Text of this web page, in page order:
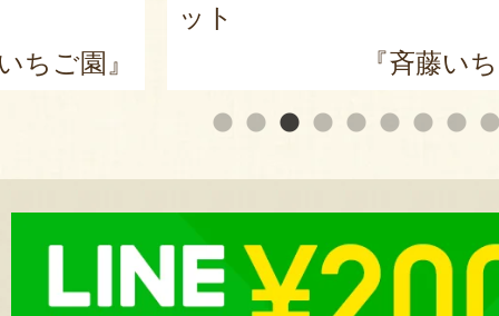
ちご園』
ット
『斉藤い